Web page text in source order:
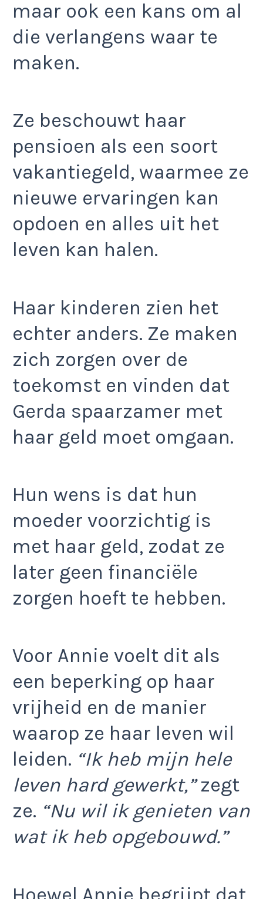
maar ook een kans om al
die verlangens waar te
maken.
Ze beschouwt haar
pensioen als een soort
vakantiegeld, waarmee ze
nieuwe ervaringen kan
opdoen en alles uit het
leven kan halen.
Haar kinderen zien het
echter anders. Ze maken
zich zorgen over de
toekomst en vinden dat
Gerda spaarzamer met
haar geld moet omgaan.
Hun wens is dat hun
moeder voorzichtig is
met haar geld, zodat ze
later geen financiële
zorgen hoeft te hebben.
Voor Annie voelt dit als
een beperking op haar
vrijheid en de manier
waarop ze haar leven wil
leiden. “Ik heb mijn hele
leven hard gewerkt,”zegt
ze. “Nu wil ik genieten van
wat ik heb opgebouwd.”